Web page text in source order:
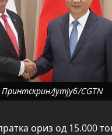
Јутјуб/CGTN
ориз од 15.000